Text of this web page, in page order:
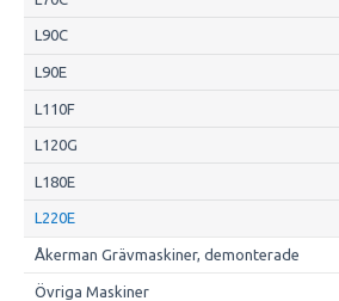
L90C
L90E
L110F
L120G
L180E
L220E
Åkerman Grävmaskiner, demonterade
Övriga Maskiner